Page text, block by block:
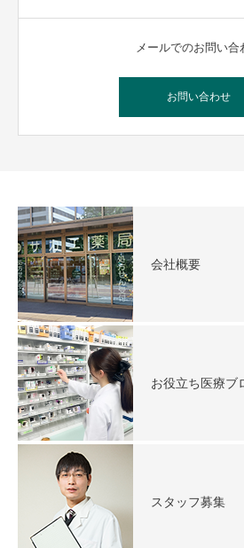
メールでのお問い合
お問い合わせ
会社概要
お役立ち医療ブ
スタッフ募集